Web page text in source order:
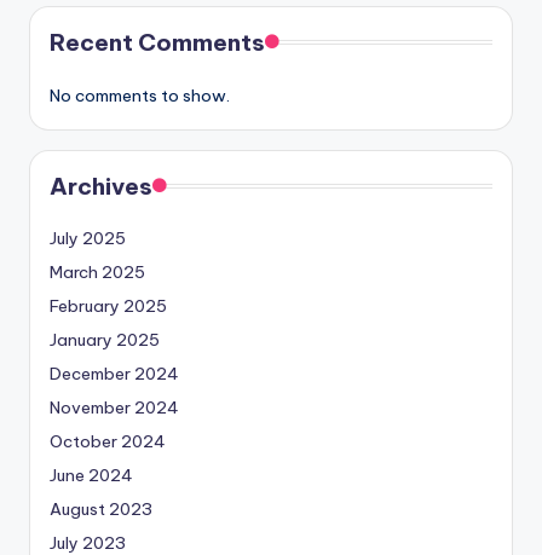
Recent Comments
No comments to show.
Archives
July 2025
March 2025
February 2025
January 2025
December 2024
November 2024
October 2024
June 2024
August 2023
July 2023